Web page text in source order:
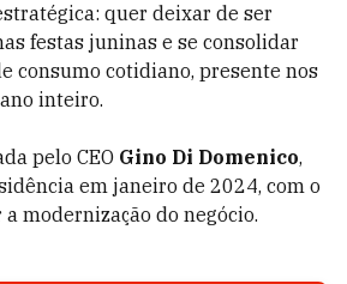
quer deixar de ser
festas juninas e se consolidar
consumo cotidiano, presente nos
inteiro.
pelo CEO Gino Di Domenico,
em janeiro de 2024, com o
modernização do negócio.